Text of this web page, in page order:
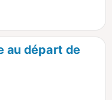
découvrez le théâtre
de la Tranchasse.
au départ de